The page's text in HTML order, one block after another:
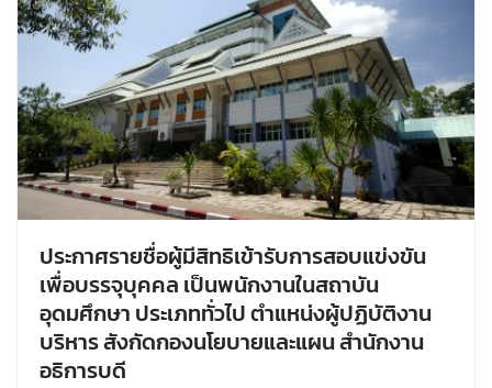
ประกาศรายชื่อผู้มีสิทธิเข้ารับการสอบแข่งขัน
เพื่อบรรจุบุคคล เป็นพนักงานในสถาบัน
อุดมศึกษา ประเภททั่วไป ตำแหน่งผู้ปฏิบัติงาน
บริหาร สังกัดกองนโยบายและแผน สำนักงาน
อธิการบดี